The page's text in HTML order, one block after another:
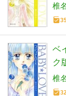
椎
ベ
ク
椎